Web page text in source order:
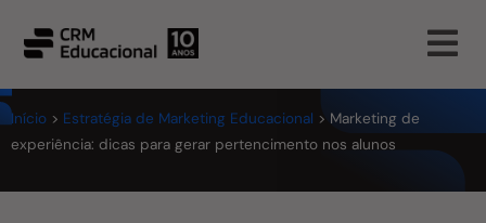
Início > Estratégia de Marketing Educacional > Marketing de
experiência: dicas para gerar pertencimento nos alunos